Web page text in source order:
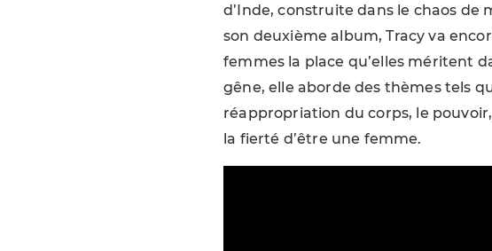
d’Inde, construite dans le chaos de
son deuxième album, Tracy va
femmes la place qu’elles méritent
gêne, elle aborde des thèmes tels
réappropriation du corps, le
la fierté d’être une femme.